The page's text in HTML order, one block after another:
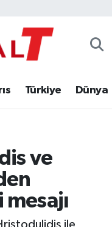
Türkiye Dünya
ve